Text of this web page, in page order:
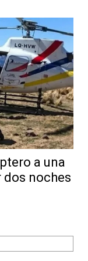
a una
dos noches